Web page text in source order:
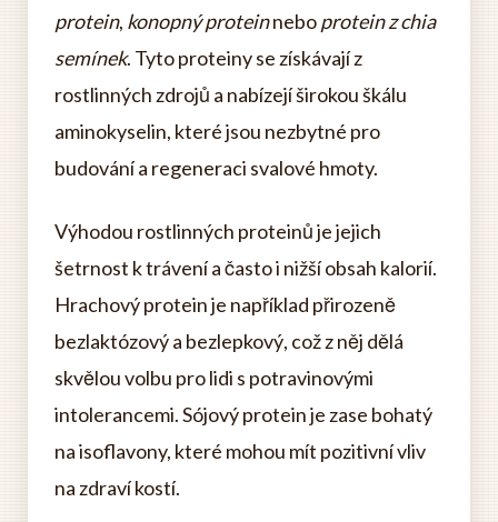
protein, konopný proteinneboprotein z chia
semínek. Tyto proteiny se získávají z
rostlinných zdrojů a nabízejí širokou škálu
aminokyselin, které jsou nezbytné pro
budování a regeneraci svalové hmoty.
Výhodou rostlinných proteinů je jejich
šetrnost k trávení a často i nižší obsah kalorií.
Hrachový protein je například přirozeně
bezlaktózový a bezlepkový, což z něj dělá
skvělou volbu pro lidi s potravinovými
intolerancemi. Sójový protein je zase bohatý
na isoflavony, které mohou mít pozitivní vliv
na zdraví kostí.